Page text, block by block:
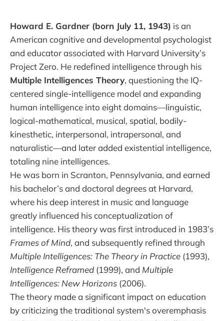
Howard E. Gardner (born July 11, 1943) is an
American cognitive and developmental psychologist
and educator associated with Harvard University’s
Project Zero. He redefined intelligence through his
Multiple Intelligences Theory, questioning the IQ-
centered single-intelligence model and expanding
human intelligence into eight domains—linguistic,
logical-mathematical, musical, spatial, bodily-
kinesthetic, interpersonal, intrapersonal, and
naturalistic—and later added existential intelligence,
totaling nine intelligences.
He was born in Scranton, Pennsylvania, and earned
his bachelor’s and doctoral degrees at Harvard,
where his deep interest in music and language
greatly influenced his conceptualization of
intelligence. His theory was first introduced in 1983’s
Frames of Mind, and subsequently refined through
Multiple Intelligences: The Theory in Practice (1993),
Intelligence Reframed (1999), and Multiple
Intelligences: New Horizons (2006).
The theory made a significant impact on education
by criticizing the traditional system's overemphasis